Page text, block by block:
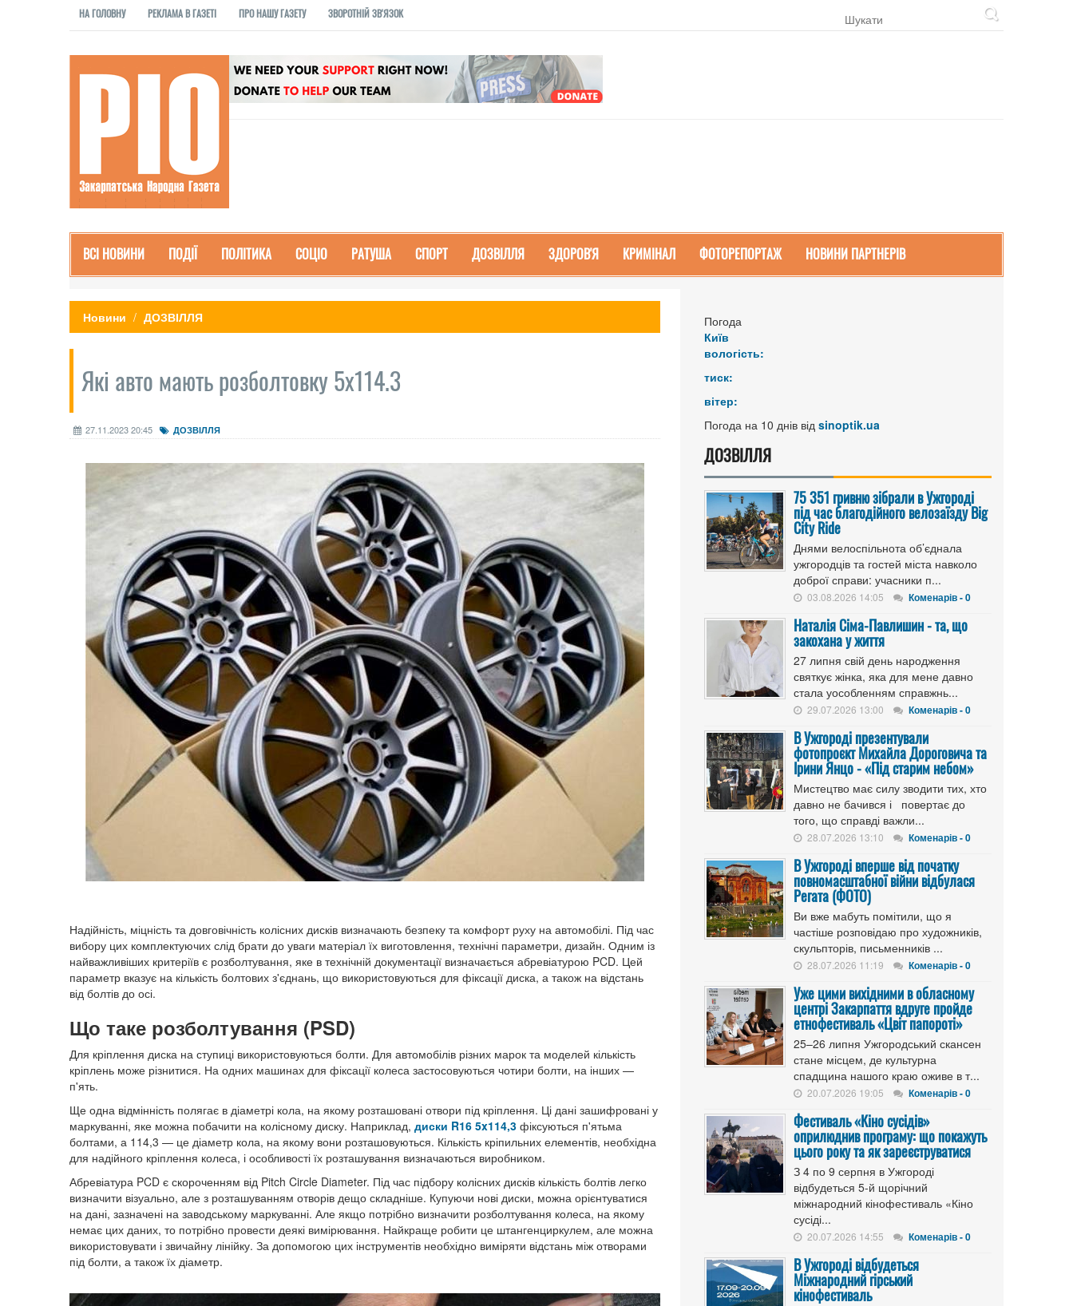
НА ГОЛОВНУ РЕКЛАМА В ГАЗЕТІ ПРО НАШУ ГАЗЕТУ ЗВОРОТНІЙ ЗВ'ЯЗОК
ВСІ НОВИНИ ПОДІЇ ПОЛІТИКА СОЦІО РАТУША СПОРТ ДОЗВІЛЛЯ ЗДОРОВ'Я КРИМІНАЛ ФОТОРЕПОРТАЖ НОВИНИ ПАРТНЕРІВ
Новини ДОЗВІЛЛЯ
Які авто мають розболтовку 5x114.3
27.11.2023 20:45 ДОЗВІЛЛЯ
Надійність, міцність та довговічність колісних дисків визначають безпеку та комфорт руху на автомобілі. Під час
вибору цих комплектуючих слід брати до уваги матеріал їх виготовлення, технічні параметри, дизайн. Одним із
найважливіших критеріїв є розболтування, яке в технічній документації визначається абревіатурою PCD. Цей
параметр вказує на кількість болтових з'єднань, що використовуються для фіксації диска, а також на відстань
від болтів до осі.
Що таке розболтування (PSD)
Для кріплення диска на ступиці використовуються болти. Для автомобілів різних марок та моделей кількість
кріплень може різнитися. На одних машинах для фіксації колеса застосовуються чотири болти, на інших —
п'ять.
Ще одна відмінність полягає в діаметрі кола, на якому розташовані отвори під кріплення. Ці дані зашифровані у
маркуванні, яке можна побачити на колісному диску. Наприклад, диски R16 5x114,3 фіксуються п'ятьма
болтами, а 114,3 — це діаметр кола, на якому вони розташовуються. Кількість кріпильних елементів, необхідна
для надійного кріплення колеса, і особливості їх розташування визначаються виробником.
Абревіатура PCD є скороченням від Pitch Circle Diameter. Під час підбору колісних дисків кількість болтів легко
визначити візуально, але з розташуванням отворів дещо складніше. Купуючи нові диски, можна орієнтуватися
на дані, зазначені на заводському маркуванні. Але якщо потрібно визначити розболтування колеса, на якому
немає цих даних, то потрібно провести деякі вимірювання. Найкраще робити це штангенциркулем, але можна
використовувати і звичайну лінійку. За допомогою цих інструментів необхідно виміряти відстань між отворами
під болти, а також їх діаметр.
Погода
Київ
вологість:
тиск:
вітер:
Погода на 10 днів від sinoptik.ua
ДОЗВІЛЛЯ
75 351 гривню зібрали в Ужгороді
під час благодійного велозаїзду Big
Сity Ride
Днями велоспільнота об’єднала
ужгородців та гостей міста навколо
доброї справи: учасники п...
03.08.2026 14:05 Коменарів - 0
Наталія Сіма-Павлишин - та, що
закохана у життя
27 липня свій день народження
святкує жінка, яка для мене давно
стала уособленням справжнь...
29.07.2026 13:00 Коменарів - 0
В Ужгороді презентували
фотопроєкт Михайла Дороговича та
Ірини Янцо - «Під старим небом»
Мистецтво має силу зводити тих, хто
давно не бачився і повертає до
того, що справді важли...
28.07.2026 13:10 Коменарів - 0
В Ужгороді вперше від початку
повномасштабної війни відбулася
Регата (ФОТО)
Ви вже мабуть помітили, що я
частіше розповідаю про художників,
скульпторів, письменників ...
28.07.2026 11:19 Коменарів - 0
Уже цими вихідними в обласному
центрі Закарпаття вдруге пройде
етнофестиваль «Цвіт папороті»
25–26 липня Ужгородський скансен
стане місцем, де культурна
спадщина нашого краю оживе в т...
20.07.2026 19:05 Коменарів - 0
Фестиваль «Кіно сусідів»
оприлюднив програму: що покажуть
цього року та як зареєструватися
З 4 по 9 серпня в Ужгороді
відбудеться 5-й щорічний
міжнародний кінофестиваль «Кіно
сусіді...
20.07.2026 14:55 Коменарів - 0
В Ужгороді відбудеться
Міжнародний гірський
кінофестиваль